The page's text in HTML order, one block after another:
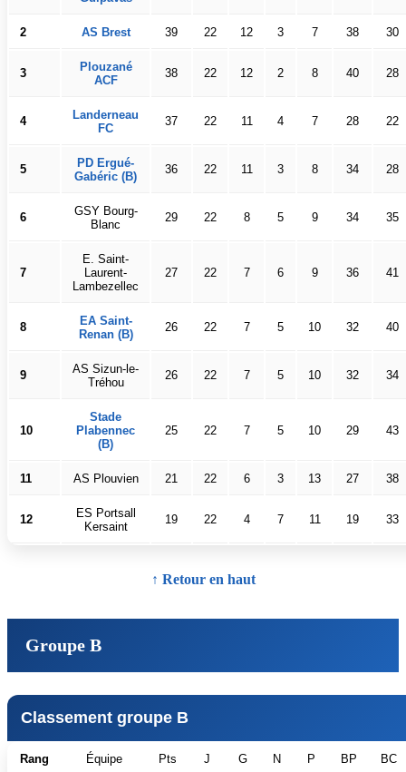
2 AS Brest 39 22 12 3 7 38 30
3
Plouzané
ACF
38 22 12 2 8 40 28
4
Landerneau
FC
37 22 11 4 7 28 22
5
PD Ergué-
Gabéric (B)
36 22 11 3 8 34 28
6
GSY Bourg-
Blanc
29 22 8 5 9 34 35
7
E. Saint-
Laurent-
Lambezellec
27 22 7 6 9 36 41
8
EA Saint-
Renan (B)
26 22 7 5 10 32 40
9
AS Sizun-le-
Tréhou
26 22 7 5 10 32 34
10
Stade
Plabennec
(B)
25 22 7 5 10 29 43
11 AS Plouvien 21 22 6 3 13 27 38
12
ES Portsall
Kersaint
19 22 4 7 11 19 33
↑ Retour en haut
Groupe B
Classement groupe B
Rang Équipe Pts J G N P BP BC